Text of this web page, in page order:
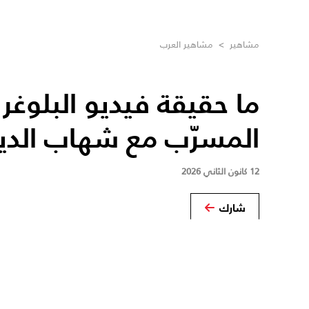
مشاهير > مشاهير العرب
ما حقيقة فيديو
المسرّب مع شهاب
12 كانون الثاني 2026
شارك